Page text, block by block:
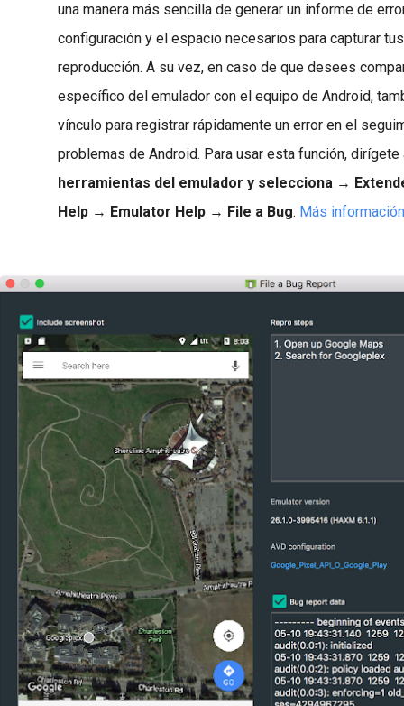
una manera más sencilla de generar un informe de
configuración y el espacio necesarios para capturar
reproducción. A su vez, en caso de que desees
específico del emulador con el equipo de Android,
vínculo para registrar rápidamente un error en el
problemas de Android. Para usar esta función,
herramientas del emulador y selecciona →
Help → Emulator Help → File a Bug. Más información